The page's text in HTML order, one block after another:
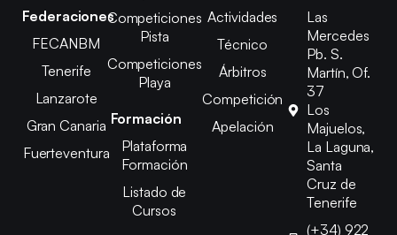
Federaciones
FECANBM
Tenerife
Lanzarote
Gran Canaria
Fuerteventura
Competiciones
Pista
Competiciones
Playa
Formación
Plataforma
Formación
Listado de
Cursos
Actividades
Técnico
Árbitros
Competición
Apelación
Las
Mercedes
Pb. S.
Martín, Of.
37
Los
Majuelos,
La Laguna,
Santa
Cruz de
Tenerife
(+34) 922